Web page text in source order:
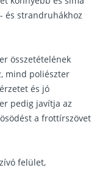
és strandruhákhoz
összetételének
mind poliészter
és jó
pedig javítja az
a frottírszövet
felület,